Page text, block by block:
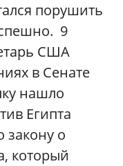
порушить
9
США
в Сенате
нашло
Египта
закону о
который